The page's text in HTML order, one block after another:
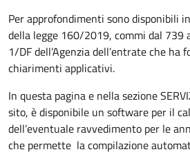
Per approfondimenti sono disponibili
della legge 160/2019, commi dal 739
1/DF dell’Agenzia dell’entrate che ha
chiarimenti applicativi.
In questa pagina e nella sezione
sito, è disponibile un software per il
dell’eventuale ravvedimento per le
che permette la compilazione